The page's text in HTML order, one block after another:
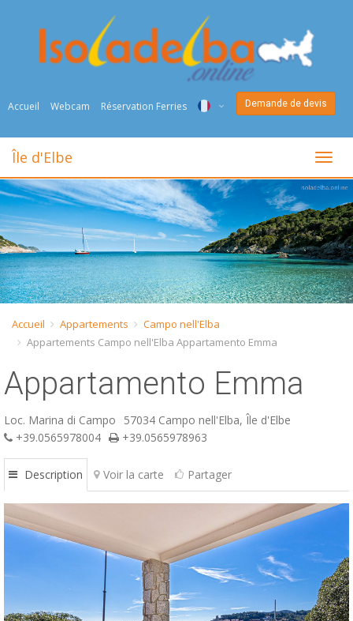
Accueil Webcam Réservation Ferries
ENG
NED
FRA
DAN
ESP
Demande de devis
Île d'Elbe
Accueil Appartements
Campo nell'Elba
Appartements Campo nell'Elba Appartamento Emma
Appartamento Emma
Loc. Marina di Campo
57034 Campo nell'Elba, Île d'Elbe
+39.0565978004
+39.0565978963
Description Voir la carte Partager